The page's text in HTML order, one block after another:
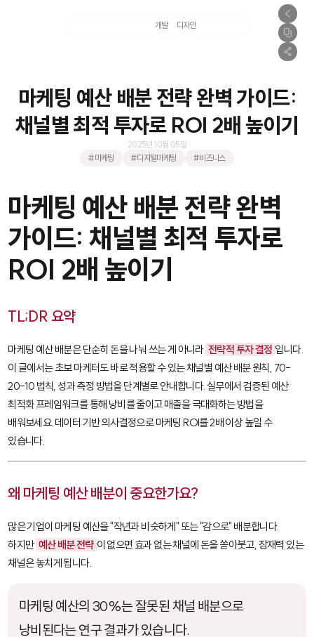
개발 디자인
마케팅 예산 배분 전략 완벽 가이드:
채널별 최적 투자로 ROI 2배 높이기
2025년 10월 05일
#마케팅
#디지털마케팅 #비즈니스
마케팅 예산 배분 전략 완벽
가이드: 채널별 최적 투자로
ROI 2배 높이기
TL;DR 요약
마케팅 예산 배분은 단순히 돈을 나눠 쓰는 게 아니라 전략적 투자 결정 입니다.
이 글에서는 초보 마케터도 바로 적용할 수 있는 채널별 예산 배분 원칙, 70-
20-10 법칙, 성과 측정 방법을 단계별로 안내합니다. 실무에서 검증된 예산
최적화 프레임워크를 통해 낭비를 줄이고 매출을 극대화하는 방법을
배워보세요. 데이터 기반 의사결정으로 마케팅 ROI를 2배 이상 높일 수
있습니다.
왜 마케팅 예산 배분이 중요한가요?
많은 기업이 마케팅 예산을 "작년과 비슷하게" 또는 "감으로" 배분합니다.
하지만 예산 배분 전략 이 없으면 효과 없는 채널에 돈을 쏟아붓고, 잠재력 있는
채널은 놓치게 됩니다.
마케팅 예산의 30%는 잘못된 채널 배분으로
낭비된다는 연구 결과가 있습니다.